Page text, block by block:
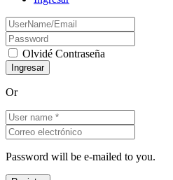
Olvidé Contraseña
Or
Password will be e-mailed to you.